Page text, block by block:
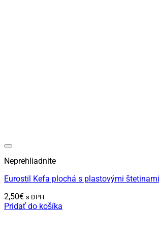
Neprehliadnite
Eurostil Kefa plochá s plastovými
2,50€ s DPH
Pridať do košíka